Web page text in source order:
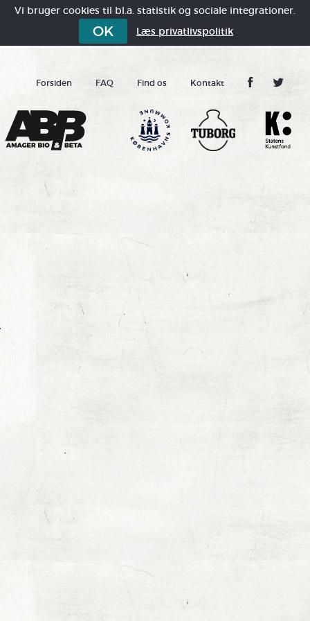
Vi bruger cookies til bl.a. statistik og sociale integrationer.
OK Læs privatlivspolitik
Forsiden FAQ Find os Kontakt